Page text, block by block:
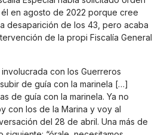
en agosto de 2022 porque cree
desaparición de los 43, pero acaba
de la propi Fiscalía General
con los Guerreros
de guía con la marinela […]
de guía con la marinela. Ya no
con los de la Marina y voy al
del 28 de abril. Una más de